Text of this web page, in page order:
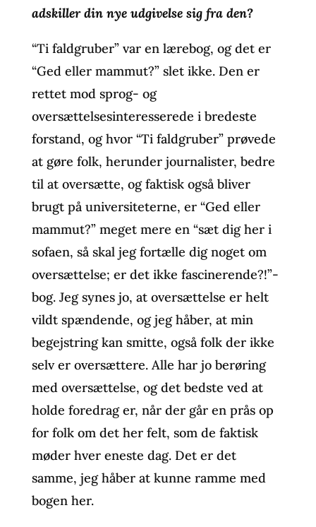
adskiller din nye udgivelse sig fra den?
“Ti faldgruber” var en lærebog, og det er
“Ged eller mammut?” slet ikke. Den er
rettet mod sprog- og
oversættelsesinteresserede i bredeste
forstand, og hvor “Ti faldgruber” prøvede
at gøre folk, herunder journalister, bedre
til at oversætte, og faktisk også bliver
brugt på universiteterne, er “Ged eller
mammut?” meget mere en “sæt dig her i
sofaen, så skal jeg fortælle dig noget om
oversættelse; er det ikke fascinerende?!”-
bog. Jeg synes jo, at oversættelse er helt
vildt spændende, og jeg håber, at min
begejstring kan smitte, også folk der ikke
selv er oversættere. Alle har jo berøring
med oversættelse, og det bedste ved at
holde foredrag er, når der går en prås op
for folk om det her felt, som de faktisk
møder hver eneste dag. Det er det
samme, jeg håber at kunne ramme med
bogen her.